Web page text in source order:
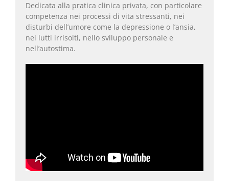
Dedicata alla pratica clinica privata, con particolare
competenza nei processi di vita stressanti, nei
disturbi dell’umore come la depressione o l’ansia,
nei lutti irrisolti, nello sviluppo personale e
nell’autostima.